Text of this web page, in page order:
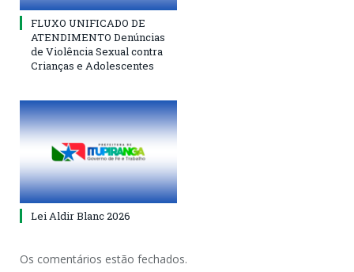
FLUXO UNIFICADO DE
ATENDIMENTO Denúncias
de Violência Sexual contra
Crianças e Adolescentes
Lei Aldir Blanc 2026
Os comentários estão fechados.